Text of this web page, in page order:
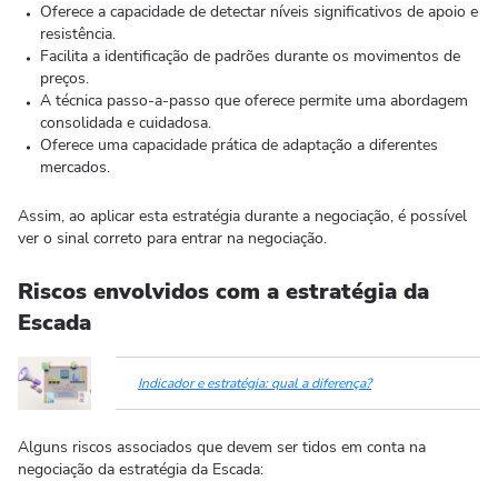
Oferece a capacidade de detectar níveis significativos de apoio e
resistência.
Facilita a identificação de padrões durante os movimentos de
preços.
A técnica passo-a-passo que oferece permite uma abordagem
consolidada e cuidadosa.
Oferece uma capacidade prática de adaptação a diferentes
mercados.
Assim, ao aplicar esta estratégia durante a negociação, é possível
ver o sinal correto para entrar na negociação.
Riscos envolvidos com a estratégia da
Escada
Indicador e estratégia: qual a diferença?
Alguns riscos associados que devem ser tidos em conta na
negociação da estratégia da Escada: